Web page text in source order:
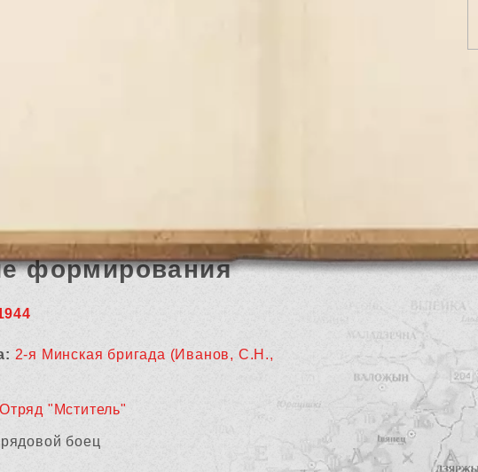
формирования
2-я Минская бригада (Иванов, С.Н.,
Отряд "Мститель"
боец